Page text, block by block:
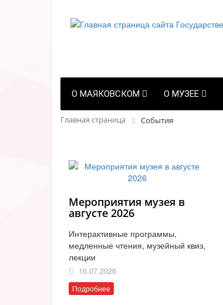
О МАЯКОВСКОМ О МУЗЕЕ
Главная страница События
Мероприятия музея в
августе 2026
Интерактивные программы,
медленные чтения, музейный квиз,
лекции
16.07.2026
Подробнее